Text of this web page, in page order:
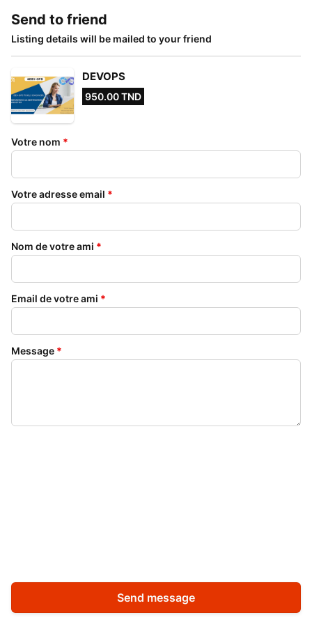
Send to friend
Listing details will be mailed to your friend
DEVOPS
950.00 TND
Votre nom *
Votre adresse email *
Nom de votre ami *
Email de votre ami *
Message *
Send message